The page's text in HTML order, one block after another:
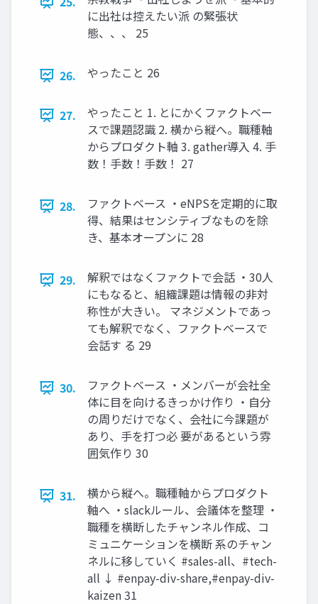
に出社は控えたい派 の緊張状
態、、、 25
26. やったこと 26
27.
やったこと 1. とにかくファクトベー
スで課題認識 2. 横から縦へ。職種軸
からプロダクト軸 3. gather導入 4. 手
数！手数！手数！ 27
28.
ファクトベース ・eNPSを定期的に取
得、結果はセンシティブなものを除
き、基本オープンに 28
29.
解釈ではなくファクトで会話 ・30人
にもなると、組織課題は情報の非対
称性が大きい。 マネジメントであっ
ても解釈でなく、ファクトベースで
会話す る 29
30.
ファクトベース ・メンバーが会社全
体に目を向けるきっかけ作り ・自分
の周りだけでなく、会社に今課題が
あり、手を打つ必 要があるという雰
囲気作り 30
31.
横から縦へ。職種軸からプロダクト
軸へ ・slackルール、会議体を整理 ・
職種を横断したチャンネル作成、コ
ミュニケーションを横断 系のチャン
ネルに移していく #sales-all、#tech-
all ↓ #enpay-div-share,#enpay-div-
kaizen 31